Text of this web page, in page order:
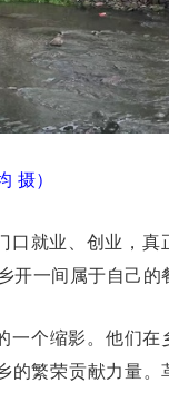
摄）
就业、创业，真
一间属于自己的
个缩影。他们
繁荣贡献力量